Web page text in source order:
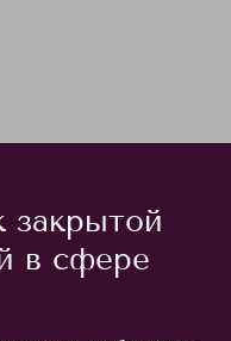
закрытой
в сфере